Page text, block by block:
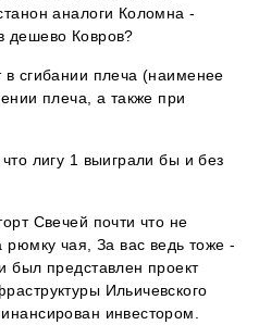
аналоги Коломна -
дешево Ковров?
в сгибании плеча (наименее
плеча, а также при
лигу 1 выиграли бы и без
Свечей почти что не
чая, За вас ведь тоже -
был представлен проект
Ильичевского
инвестором.